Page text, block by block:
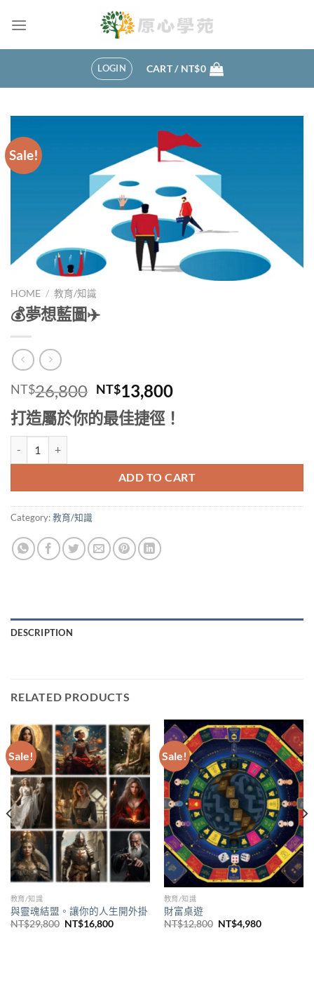
LOGIN CART / NT$0
Sale!
HOME / 教育/知識
💰夢想藍圖✈️
NT$26,800 Original
price
was:
NT$13,800Current
price
is:
打造屬於你的最佳捷徑！
ADD TO CART
Category:教育/知識
DESCRIPTION
RELATED PRODUCTS
Sale!
教育/知識
與靈魂結盟。讓你的人生開外掛
NT$29,800 Original
NT$16,800Current
Sale!
教育/知識
財富桌遊
NT$12,800 Original
NT$4,980Current